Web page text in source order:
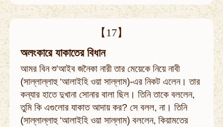
【17】
অলংকারে যাকাতের বিধান
আমর বিন শু'আইব জনৈকা নারী তার মেয়েকে নিয়ে নাবী
(সাল্লাল্লাহু ‘আলাইহি ওয়া সাল্লাম)-এর নিকট এলেন। তার
কন্যার হাতে দুখানা সোনার বালা ছিল। তিনি তাকে বললেন,
তুমি কি এগুলোর যাকাত আদায় কর? সে বলল, না। তিনি
(সাল্লাল্লাহু ‘আলাইহি ওয়া সাল্লাম) বললেন, কিয়ামতের